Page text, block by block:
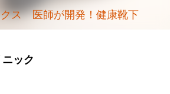
クス 医師が開発！健康靴下
ック